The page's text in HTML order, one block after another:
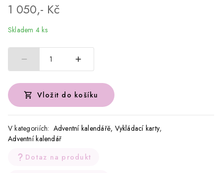
1 050,- Kč
Skladem 4 ks
1
Vložit do košíku
V kategoriích: Adventní kalendářě, Vykládací karty,
Adventní kalendář
Dotaz na produkt